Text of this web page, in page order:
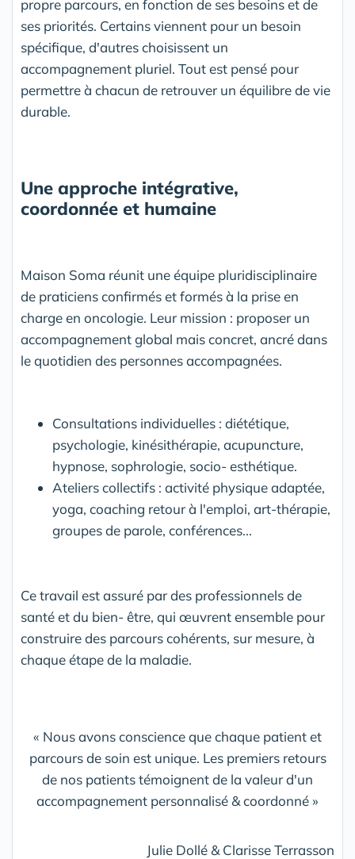
propre parcours, en fonction de ses besoins et de
ses priorités. Certains viennent pour un besoin
spécifique, d'autres choisissent un
accompagnement pluriel. Tout est pensé pour
permettre à chacun de retrouver un équilibre de vie
durable.
Une approche intégrative,
coordonnée et humaine
Maison Soma réunit une équipe pluridisciplinaire
de praticiens confirmés et formés à la prise en
charge en oncologie. Leur mission : proposer un
accompagnement global mais concret, ancré dans
le quotidien des personnes accompagnées.
Consultations individuelles : diététique,
psychologie, kinésithérapie, acupuncture,
hypnose, sophrologie, socio- esthétique.
Ateliers collectifs : activité physique adaptée,
yoga, coaching retour à l'emploi, art-thérapie,
groupes de parole, conférences...
Ce travail est assuré par des professionnels de
santé et du bien- être, qui œuvrent ensemble pour
construire des parcours cohérents, sur mesure, à
chaque étape de la maladie.
« Nous avons conscience que chaque patient et
parcours de soin est unique. Les premiers retours
de nos patients témoignent de la valeur d'un
accompagnement personnalisé & coordonné »
Julie Dollé & Clarisse Terrasson